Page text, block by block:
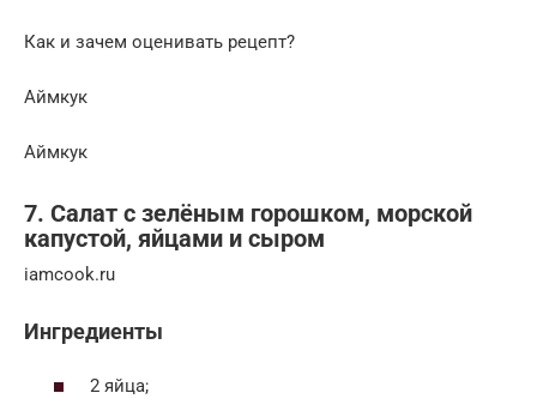
Как и зачем оценивать рецепт?
Аймкук
Аймкук
7. Салат с зелёным горошком, морской
капустой, яйцами и сыром
iamcook.ru
Ингредиенты
2 яйца;